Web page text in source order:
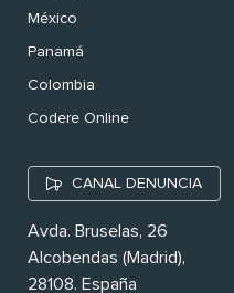
México
Panamá
Colombia
Codere Online
CANAL DENUNCIA
Avda. Bruselas, 26
Alcobendas (Madrid),
28108. España